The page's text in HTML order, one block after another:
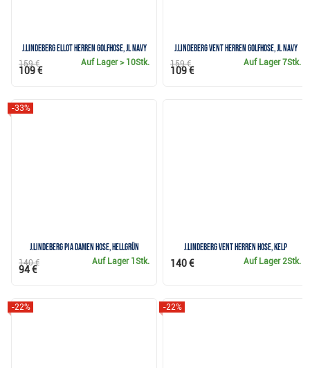
J.Lindeberg Ellot Herren Golfhose, JL Navy
Auf Lager> 10Stk.
159 €
109 €
J.Lindeberg Vent Herren Golfhose, JL Navy
Auf Lager7Stk.
159 €
109 €
J.Lindeberg Pia Damen Hose, hellgrün
-33%
Auf Lager 1Stk.
140 €
94 €
J.Lindeberg Vent Herren Hose, kelp
Auf Lager2Stk.
140 €
-22% -22%